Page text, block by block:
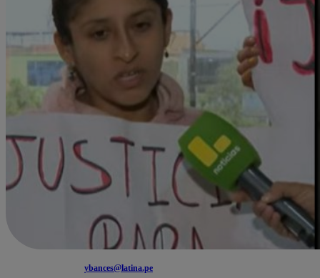
ybances@latina.pe